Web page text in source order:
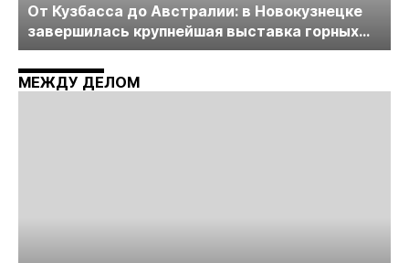
От Кузбасса до Австралии: в Новокузнецке
завершилась крупнейшая выставка горных
технологий «Недра России. Уголь России и
Майнинг»
МЕЖДУ ДЕЛОМ